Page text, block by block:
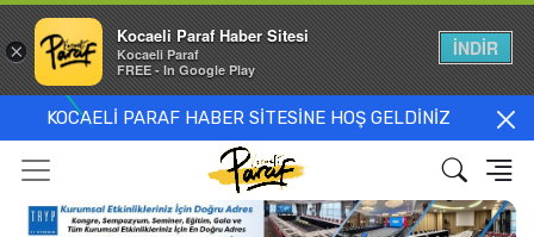
KOCAELİ PARAF HABER SİTESİNE HOŞ GELDİNİZ
×
Kocaeli Paraf Haber Sitesi
Kocaeli Paraf
FREE - In Google Play
İNDİR